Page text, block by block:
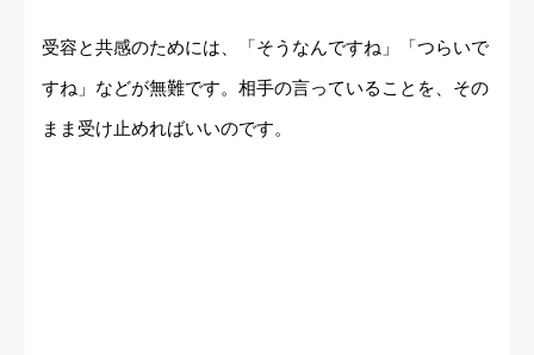
受容と共感のためには、「そうなんですね」「つらいで
すね」などが無難です。相手の言っていることを、その
まま受け止めればいいのです。